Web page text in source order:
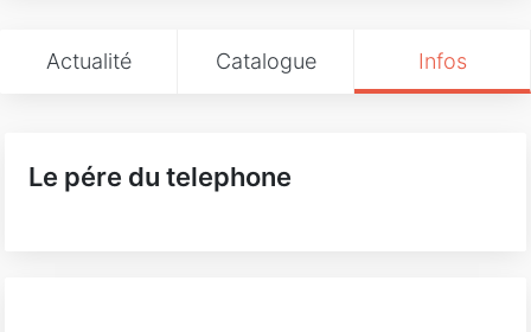
Actualité Catalogue Infos
Le pére du telephone